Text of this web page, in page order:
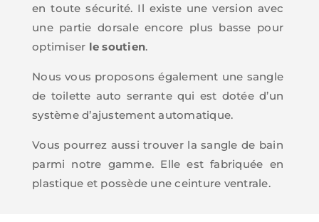
en toute sécurité. Il existe une version avec
une partie dorsale encore plus basse pour
optimiser le soutien.
Nous vous proposons également une sangle
de toilette auto serrante qui est dotée d’un
système d’ajustement automatique.
Vous pourrez aussi trouver la sangle de bain
parmi notre gamme. Elle est fabriquée en
plastique et possède une ceinture ventrale.